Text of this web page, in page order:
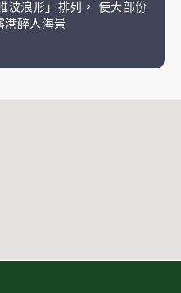
波浪形」排列， 使大部份
港醉人海景